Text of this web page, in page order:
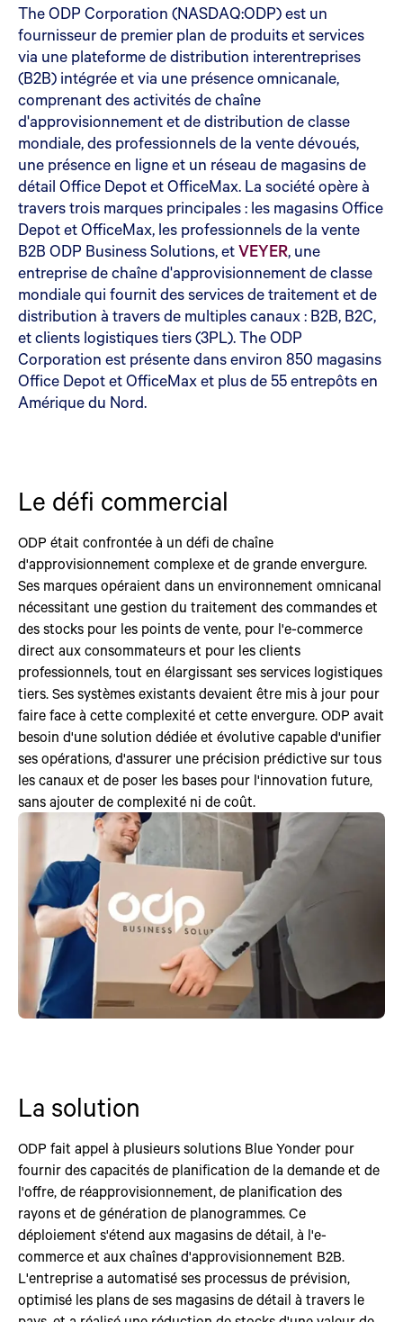
The ODP Corporation (NASDAQ:ODP) est un
fournisseur de premier plan de produits et services
via une plateforme de distribution interentreprises
(B2B) intégrée et via une présence omnicanale,
comprenant des activités de chaîne
d'approvisionnement et de distribution de classe
mondiale, des professionnels de la vente dévoués,
une présence en ligne et un réseau de magasins de
détail Office Depot et OfficeMax. La société opère à
travers trois marques principales : les magasins Office
Depot et OfficeMax, les professionnels de la vente
B2B ODP Business Solutions, etVEYER, une
entreprise de chaîne d'approvisionnement de classe
mondiale qui fournit des services de traitement et de
distribution à travers de multiples canaux : B2B, B2C,
et clients logistiques tiers (3PL). The ODP
Corporation est présente dans environ 850 magasins
Office Depot et OfficeMax et plus de 55 entrepôts en
Amérique du Nord.
Le défi commercial
ODP était confrontée à un défi de chaîne
d'approvisionnement complexe et de grande envergure.
Ses marques opéraient dans un environnement omnicanal
nécessitant une gestion du traitement des commandes et
des stocks pour les points de vente, pour l'e-commerce
direct aux consommateurs et pour les clients
professionnels, tout en élargissant ses services logistiques
tiers. Ses systèmes existants devaient être mis à jour pour
faire face à cette complexité et cette envergure. ODP avait
besoin d'une solution dédiée et évolutive capable d'unifier
ses opérations, d'assurer une précision prédictive sur tous
les canaux et de poser les bases pour l'innovation future,
sans ajouter de complexité ni de coût.
La solution
ODP fait appel à plusieurs solutions Blue Yonder pour
fournir des capacités de planification de la demande et de
l'offre, de réapprovisionnement, de planification des
rayons et de génération de planogrammes. Ce
déploiement s'étend aux magasins de détail, à l'e-
commerce et aux chaînes d'approvisionnement B2B.
L'entreprise a automatisé ses processus de prévision,
optimisé les plans de ses magasins de détail à travers le